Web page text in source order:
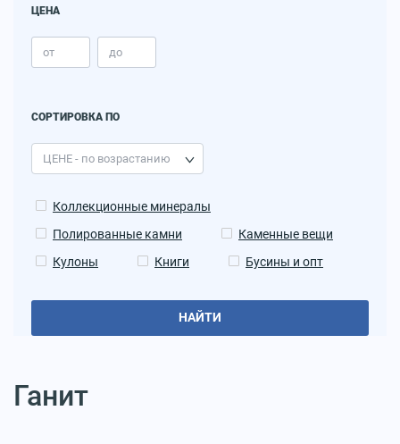
ЦЕНА
СОРТИРОВКА ПО
Коллекционные минералы
Полированные камни
Каменные вещи
Кулоны
Книги Бусины и опт
НАЙТИ
Ганит